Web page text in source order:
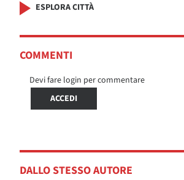
ESPLORA CITTÀ
COMMENTI
Devi fare login per commentare
ACCEDI
DALLO STESSO AUTORE